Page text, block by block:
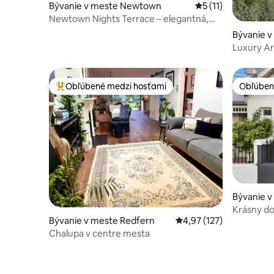
Bývanie v meste Newtown Priemerné
5 (11)
Newtown Nights Terrace – elegantná,
Bývanie
nLuxury
Najobľúbenejšie medzi hosťami
Obľúbené medzi hosťami
Bývanie v meste Redfern Priemerné
4,97 (127)
Chalupa v centre mesta
Bývanie
Krásny